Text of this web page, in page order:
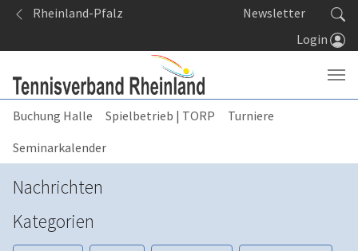
Springe zum Seiteninhalt
Rheinland-Pfalz
Newsletter
Login
Buchung Halle Spielbetrieb | TORP
Turniere
Seminarkalender
Nachrichten
Kategorien